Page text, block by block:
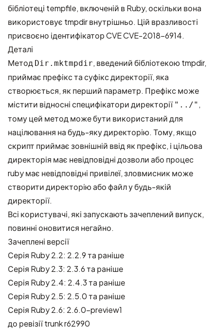
бібліотеці tempfile, включеній в Ruby, оскільки вона
використовує tmpdir внутрішньо. Цій вразливості
присвоєно ідентифікатор CVECVE-2018-6914.
Деталі
Метод Dir.mktmpdir, введений бібліотекою tmpdir,
приймає префікс та суфікс директорії, яка
створюється, як перший параметр. Префікс може
містити відносні специфікатори директорії "../" ,
тому цей метод може бути використаний для
націлювання на будь-яку директорію. Тому, якщо
скрипт приймає зовнішній ввід як префікс, і цільова
директорія має невідповідні дозволи або процес
ruby має невідповідні привілеї, зловмисник може
створити директорію або файл у будь-якій
директорії.
Всі користувачі, які запускають зачеплений випуск,
повинні оновитися негайно.
Зачеплені версії
Серія Ruby 2.2: 2.2.9 та раніше
Серія Ruby 2.3: 2.3.6 та раніше
Серія Ruby 2.4: 2.4.3 та раніше
Серія Ruby 2.5: 2.5.0 та раніше
Серія Ruby 2.6: 2.6.0-preview1
до ревізії trunk r62990